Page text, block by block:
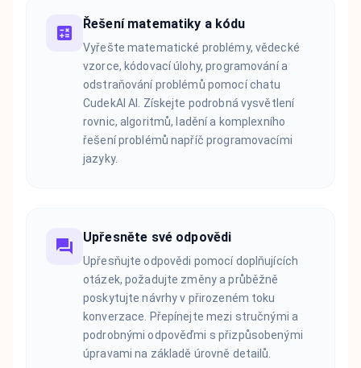
Řešení matematiky a kódu
Vyřešte matematické problémy, vědecké
vzorce, kódovací úlohy, programování a
odstraňování problémů pomocí chatu
CudekAI AI. Získejte podrobná vysvětlení
rovnic, algoritmů, ladění a komplexního
řešení problémů napříč programovacími
jazyky.
Upřesněte své odpovědi
Upřesňujte odpovědi pomocí doplňujících
otázek, požadujte změny a průběžně
poskytujte návrhy v přirozeném toku
konverzace. Přepínejte mezi stručnými a
podrobnými odpověďmi s přizpůsobenými
úpravami na základě úrovně detailů.